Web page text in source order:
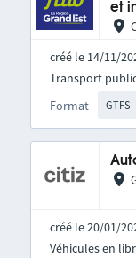
et
créé le 14/11/
Format GTFS
Transport
créé le 20/01/
Véhicules en